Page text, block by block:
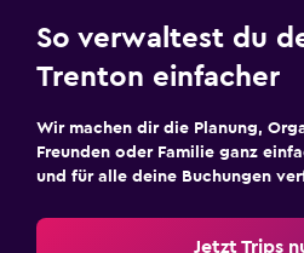
So verwaltest du
Trenton einfacher
Wir machen dir die Planung,
Freunden oder Familie ganz
und für alle deine Buchungen
Jetzt Trips